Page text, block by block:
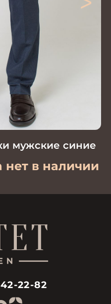
мужские синие
нет в наличии
22-82